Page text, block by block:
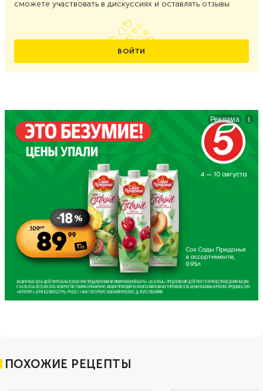
сможете участвовать в дискуссиях и оставлять отзывы
ВОЙТИ
ПОХОЖИЕ РЕЦЕПТЫ